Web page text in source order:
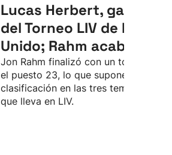
Lucas Herbert, ganador
del Torneo LIV de Reino
Unido; Rahm acaba 23º
Jon Rahm finalizó con un total de -4
el puesto 23, lo que supone su peor
clasificación en las tres temporadas
que lleva en LIV.